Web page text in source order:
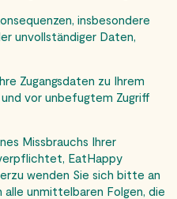
insbesondere
unvollständiger Daten,
Zugangsdaten zu Ihrem
vor unbefugtem Zugriff
Missbrauchs Ihrer
EatHappy
wenden Sie sich bitte an
unmittelbaren Folgen, die